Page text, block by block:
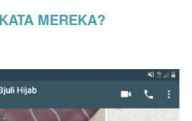
MEREKA?